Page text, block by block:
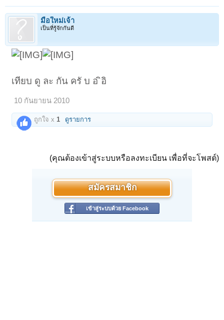
มือใหม่เจ้า
เป็นที่รู้จักกันดี
เทียบ ดู ละ กัน ครั บ อ ิอิ
10 กันยายน 2010
ถูกใจ x 1 ดูรายการ
(คุณต้องเข้าสู่ระบบหรือลงทะเบียน เพื่อที่จะโพสต์)
สมัครสมาชิก
เข้าสู่ระบบด้วย Facebook